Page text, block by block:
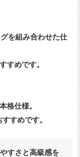
を組み合わせた仕
すめです。
格仕様。
すめです。
すさと高級感を